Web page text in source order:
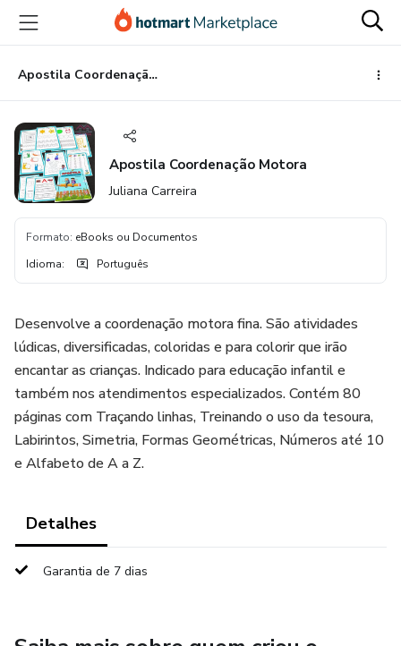
para
conteúdo
principal
para
pagamento
para
rodapé
Apostila Coordenação Motora
Apostila Coordenação Motora
Juliana Carreira
Formato: eBooks ou Documentos
Idioma: Português
Desenvolve a coordenação motora fina. São atividades
lúdicas, diversificadas, coloridas e para colorir que irão
encantar as crianças. Indicado para educação infantil e
também nos atendimentos especializados. Contém 80
páginas com Traçando linhas, Treinando o uso da tesoura,
Labirintos, Simetria, Formas Geométricas, Números até 10
e Alfabeto de A a Z.
Detalhes
Garantia de 7 dias